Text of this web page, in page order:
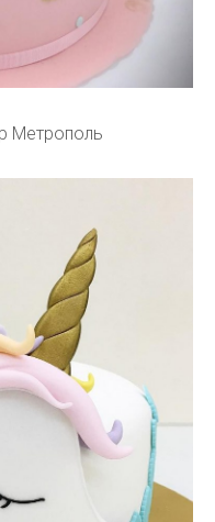
Метрополь